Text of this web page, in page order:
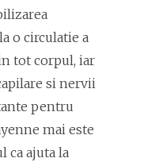
o circulatie a
tot corpul, iar
si nervii
pentru
mai este
ca ajuta la